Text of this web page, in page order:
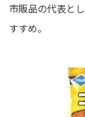
市販品の代表と
すすめ。